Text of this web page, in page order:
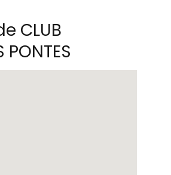
CLUB
PONTES